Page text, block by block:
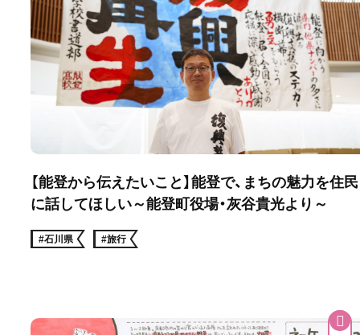
【能登から伝えたいこと】能登で、まちの魅力を住民
に話してほしい～能登町役場・灰谷貴光より～
#石川県 #旅行